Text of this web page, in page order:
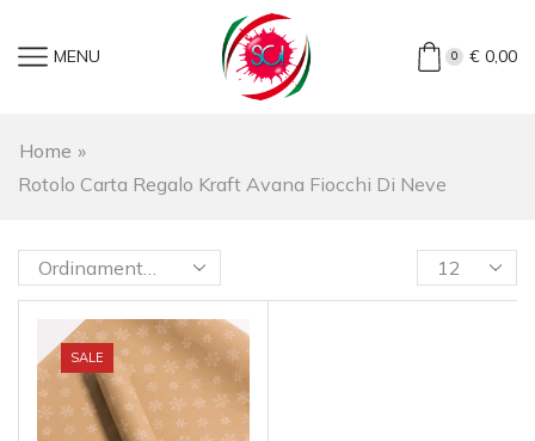
MENU 0 €0,00
Home »
Rotolo Carta Regalo Kraft Avana Fiocchi Di Neve
SALE